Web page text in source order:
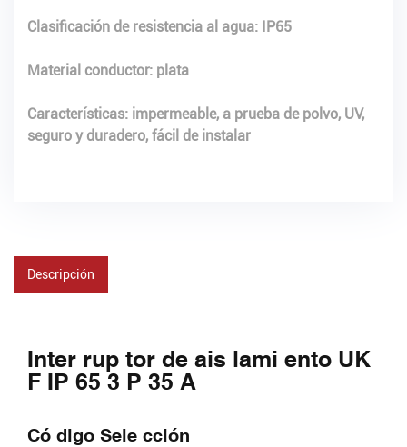
Clasificación de resistencia al agua: IP65
Material conductor: plata
Características: impermeable, a prueba de polvo, UV,
seguro y duradero, fácil de instalar
Descripción
Inter rup tor de ais lami ento UK
F IP 65 3 P 35 A
Có digo Sele cción